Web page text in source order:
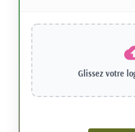
Glissez votre